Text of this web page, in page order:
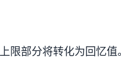
限部分将转化为回忆值